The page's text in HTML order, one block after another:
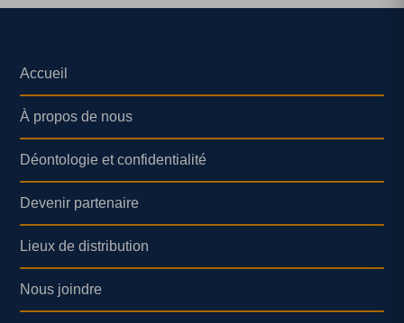
Accueil
À propos de nous
Déontologie et confidentialité
Devenir partenaire
Lieux de distribution
Nous joindre